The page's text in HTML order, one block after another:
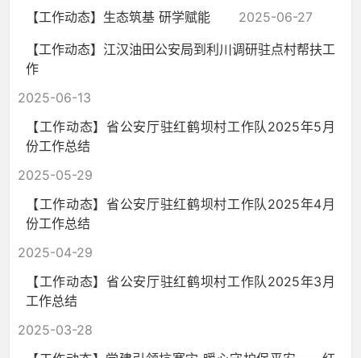
【工作动态】生态筑基 研学赋能
2025-06-27
【工作动态】江汉油田公安局到利川调研驻点村帮扶工
作
2025-06-13
【工作动态】省公安厅驻红鹤坝村工作队2025年5月
份工作总结
2025-05-29
【工作动态】省公安厅驻红鹤坝村工作队2025年4月
份工作总结
2025-04-29
【工作动态】省公安厅驻红鹤坝村工作队2025年3月
工作总结
2025-03-28